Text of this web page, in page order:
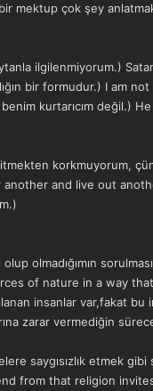
mektup çok şey
ilgilenmiyorum.)
bir formudur.) I am
kurtarıcım değil.)
korkmuyorum,
another and live out
olmadığımın sorulması
of nature in a way
insanlar var,fakat bu
zarar vermediğin
saygısızlık etmek gibi
from that religion